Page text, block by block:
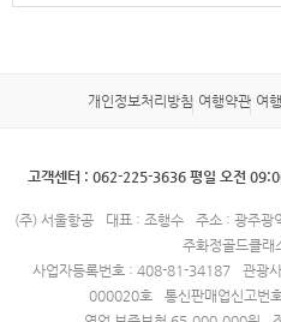
개인정보처리방침 여행약관 여
고객센터 : 062-225-3636 평일 오전
(주) 서울항공 대표 : 조행수
주소 : 광주광
주화정골드클래
사업자등록번호 : 408-81-34187
관광
000020호
통신판매업신고번